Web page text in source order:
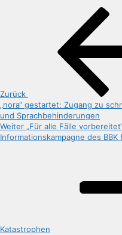
Zurück
„nora“ gestartet: Zugang zu
und Sprachbehinderungen
Nächster
Beitrag
Weiter „Für alle Fälle
Informationskampagne des
Katastrophen